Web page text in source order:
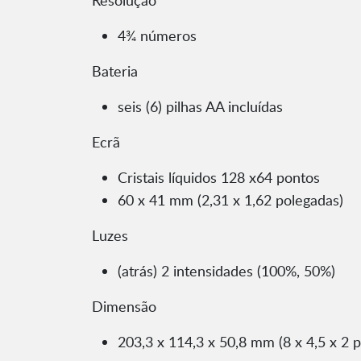
4¾ números
Bateria
seis (6) pilhas AA incluídas
Ecrã
Cristais líquidos 128 x64 pontos
60 x 41 mm (2,31 x 1,62 polegadas)
Luzes
(atrás) 2 intensidades (100%, 50%)
Dimensão
203,3 x 114,3 x 50,8 mm (8 x 4,5 x 2